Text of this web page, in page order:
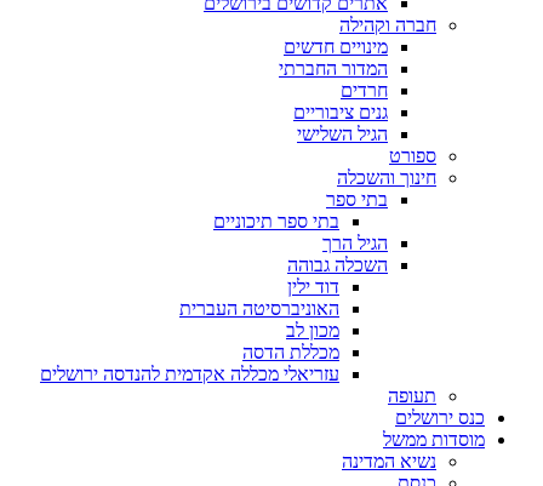
חברה וקהילה
מינויים חדשים
המדור החברתי
חרדים
גנים ציבוריים
הגיל השלישי
ספורט
חינוך והשכלה
בתי ספר
בתי ספר תיכוניים
הגיל הרך
השכלה גבוהה
דוד ילין
האוניברסיטה העברית
מכון לב
מכללת הדסה
עזריאלי מכללה אקדמית להנדסה ירושלים
תעופה
כנס ירושלים
מוסדות ממשל
נשיא המדינה